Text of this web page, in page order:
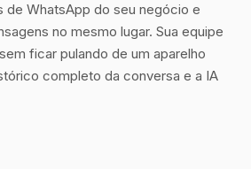
de WhatsApp do seu negócio e
no mesmo lugar. Sua equipe
ficar pulando de um aparelho
completo da conversa e a IA